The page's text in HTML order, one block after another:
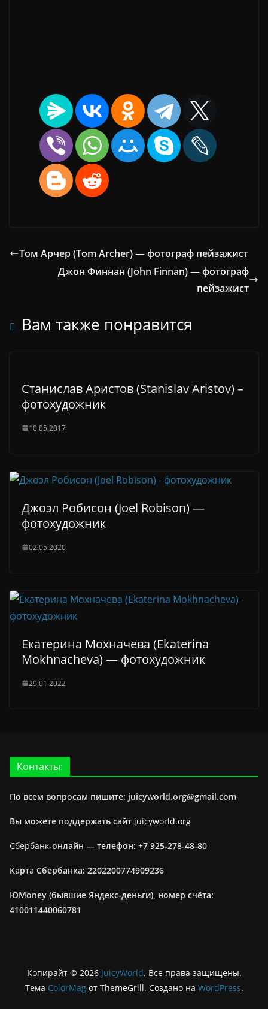
Том Арчер (Tom Archer) — фотограф пейзажист
Джон Финнан (John Finnan) — фотограф
пейзажист
Вам также понравится
Станислав Аристов (Stanislav Aristov) –
фотохудожник
10.05.2017
Джоэл Робисон (Joel Robison) —
фотохудожник
02.05.2020
Екатерина Мохначева (Ekaterina
Mokhnacheva) — фотохудожник
29.01.2022
Контакты:
По всем вопросам пишите: juicyworld.org@gmail.com
Вы можете поддержать сайт juicyworld.org
Сбербанк-онлайн — телефон: +7 925-278-48-80
Карта Сбербанка: 2202200774909236
ЮMoney (бывшие Яндекс-деньги), номер счёта:
410011440060781
Копирайт © 2026 JuicyWorld. Все права защищены.
Тема ColorMagот ThemeGrill. Создано на WordPress.